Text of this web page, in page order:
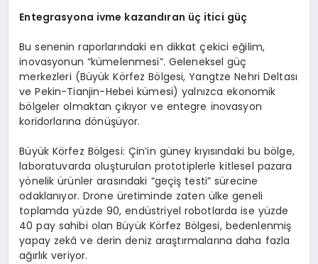
Entegrasyona ivme kazandıran üç itici güç
Bu senenin raporlarındaki en dikkat çekici eğilim,
inovasyonun “kümelenmesi”. Geleneksel güç
merkezleri (Büyük Körfez Bölgesi, Yangtze Nehri Deltası
ve Pekin-Tianjin-Hebei kümesi) yalnızca ekonomik
bölgeler olmaktan çıkıyor ve entegre inovasyon
koridorlarına dönüşüyor.
Büyük Körfez Bölgesi: Çin’in güney kıyısındaki bu bölge,
laboratuvarda oluşturulan prototiplerle kitlesel pazara
yönelik ürünler arasındaki “geçiş testi” sürecine
odaklanıyor. Drone üretiminde zaten ülke geneli
toplamda yüzde 90, endüstriyel robotlarda ise yüzde
40 pay sahibi olan Büyük Körfez Bölgesi, bedenlenmiş
yapay zekâ ve derin deniz araştırmalarına daha fazla
ağırlık veriyor.